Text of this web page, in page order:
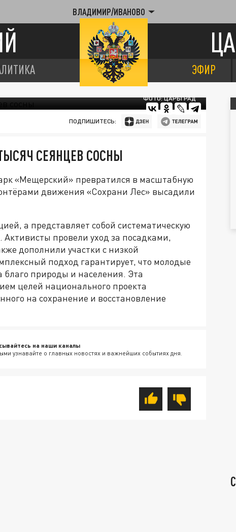
ВЛАДИМИР/ИВАНОВО
ЭФИР
ФОТО: ЦАРЬГРАД
ПОДПИШИТЕСЬ:
СЕЯНЦЕВ СОСНЫ
«Мещерский» превратился в масштабную
движения «Сохрани Лес» высадили
а представляет собой систематическую
Активисты провели уход за посадками,
дополнили участки с низкой
подход гарантирует, что молодые
благо природы и населения. Эта
целей национального проекта
на сохранение и восстановление
на наши каналы
узнавайте о главных новостях и важнейших событиях дня.